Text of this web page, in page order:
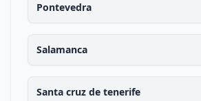
Pontevedra
Salamanca
Santa cruz de tenerife